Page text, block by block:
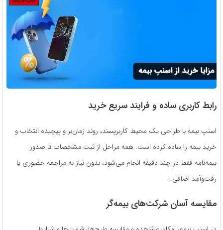
رابط کاربری ساده و فرایند سریع خرید
اسنپ بیمه با طراحی یک محیط کاربرپسند، روند زمان‌بر و پیچیده انتخاب و
خرید بیمه را ساده کرده است. همه مراحل از ثبت مشخصات تا صدور
بیمه‌نامه فقط در چند دقیقه انجام می‌شود، بدون نیاز به مراجعه حضوری یا
رفت‌وآمد اضافی.
مقایسه آسان شرکت‌های بیمه‌گر